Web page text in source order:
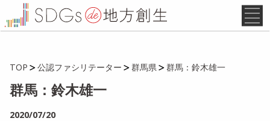
TOP 公認ファシリテーター 群馬県 群馬：鈴木雄一
群馬：鈴木雄一
2020/07/20